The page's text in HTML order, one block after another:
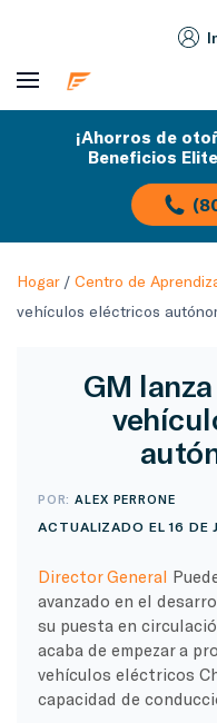
¡Ahorros de
Beneficios
Hogar/ Centro de
vehículos eléctricos
GM
POR:ALEX PERRONE
ACTUALIZADO EL 16 DE
Director General
avanzado en el
su puesta en
acaba de empezar a
vehículos eléctricos
capacidad de